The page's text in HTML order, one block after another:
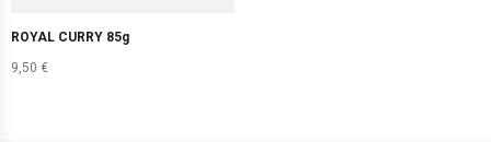
ROYAL CURRY 85g
9,50 €